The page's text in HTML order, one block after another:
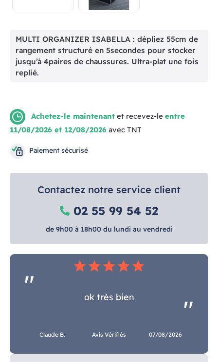
MULTI ORGANIZER ISABELLA : dépliez 55cm de
rangement structuré en 5secondes pour stocker
jusqu’à 4paires de chaussures. Ultra-plat une fois
replié.
Achetez-le maintenant et recevez-le entre
11/08/2026 et 12/08/2026 avec TNT
Paiement sécurisé
Contactez notre service client
02 55 99 54 52
de 9h00 à 18h00 du lundi au vendredi
star star star star star
ok très bien
Claude B. Avis Vérifiés 07/08/2026